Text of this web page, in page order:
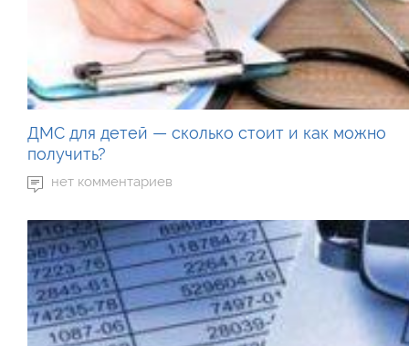
ДМС для детей — сколько стоит и как можно
получить?
нет комментариев